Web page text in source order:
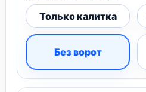
Только калитка
Без ворот